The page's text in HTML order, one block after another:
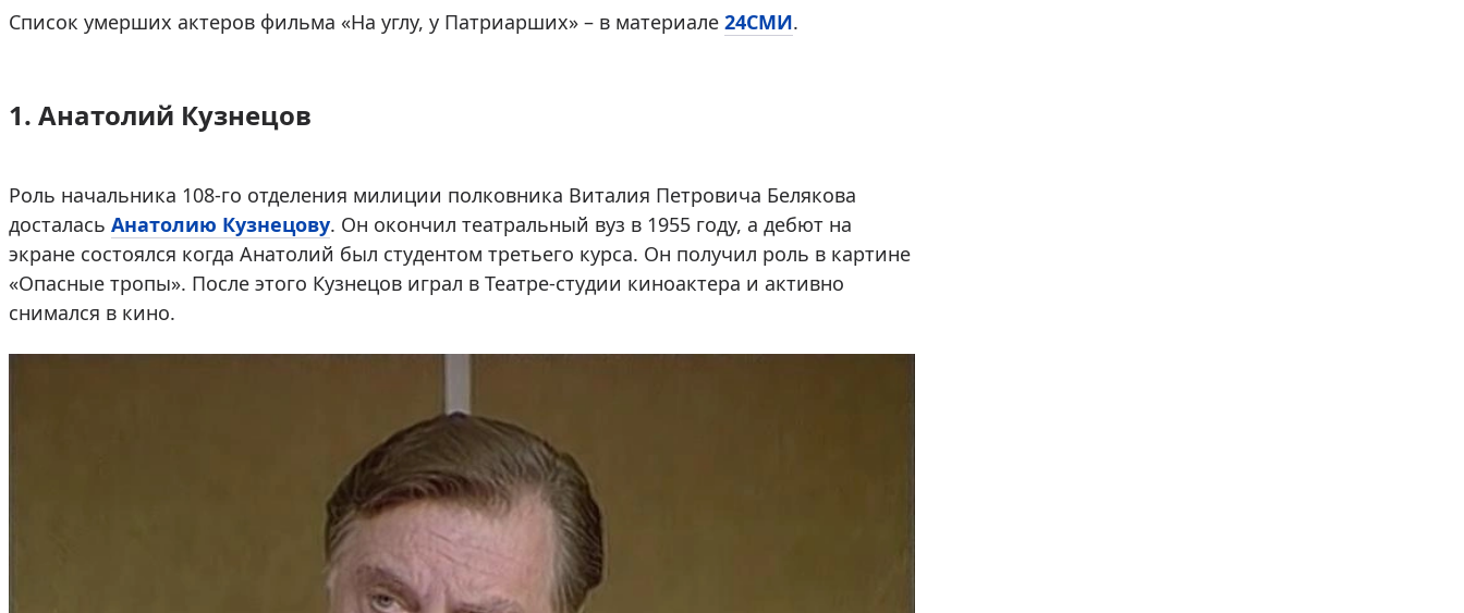
Список умерших актеров фильма «На углу, у Патриарших» – в материале 24СМИ.
1. Анатолий Кузнецов
Роль начальника 108-го отделения милиции полковника Виталия Петровича Белякова
досталась Анатолию Кузнецову. Он окончил театральный вуз в 1955 году, а дебют на
экране состоялся когда Анатолий был студентом третьего курса. Он получил роль в картине
«Опасные тропы». После этого Кузнецов играл в Театре-студии киноактера и активно
снимался в кино.